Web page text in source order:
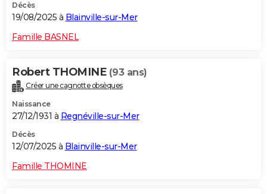
Décès
19/08/2025 à Blainville-sur-Mer
Famille BASNEL
Robert THOMINE (93 ans)
Créer une cagnotte obsèques
Naissance
27/12/1931 à Regnéville-sur-Mer
Décès
12/07/2025 à Blainville-sur-Mer
Famille THOMINE